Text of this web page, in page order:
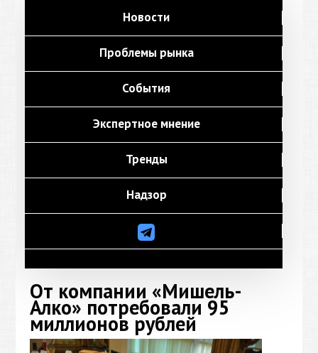
Новости
Проблемы рынка
События
Экспертное мнение
Тренды
Надзор
От компании «Мишель-
Алко» потребовали 95
миллионов рублей